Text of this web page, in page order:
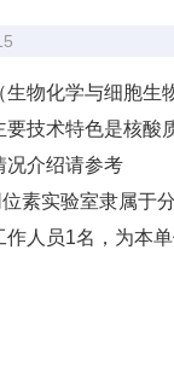
物化学与细胞生
技术特色是核酸
况介绍请参考
素实验室隶属于
人员1名，为本